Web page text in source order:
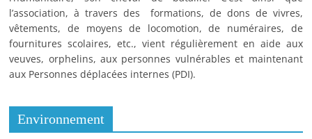
l’association, à travers des formations, de dons de vivres,
vêtements, de moyens de locomotion, de numéraires, de
fournitures scolaires, etc., vient régulièrement en aide aux
veuves, orphelins, aux personnes vulnérables et maintenant
aux Personnes déplacées internes (PDI).
Environnement